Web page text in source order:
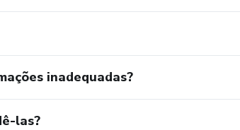
inadequadas?
las?